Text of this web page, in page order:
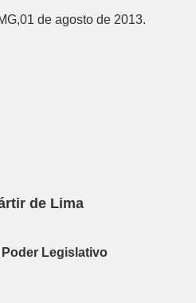
de agosto de 2013.
de Lima
Legislativo